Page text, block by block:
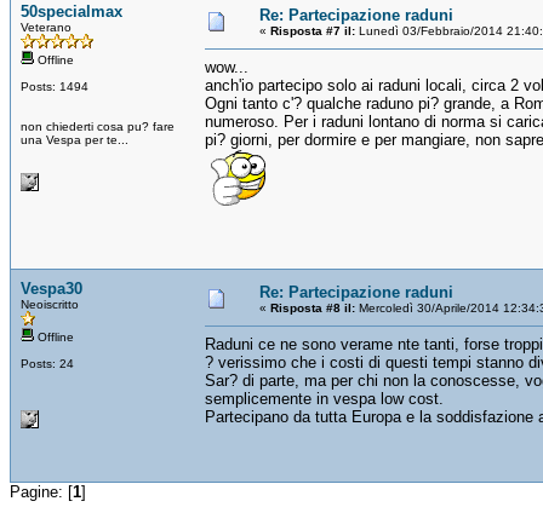
50specialmax
Veterano
Offline
Posts: 1494
non chiederti cosa pu? fare
una Vespa per te...
Re: Partecipazione raduni
« Risposta #7 il: Lunedì 03/Febbraio/2014
wow...
anch'io partecipo solo ai raduni locali, circa 2
Ogni tanto c'? qualche raduno pi? grande, a
numeroso. Per i raduni lontano di norma si
pi? giorni, per dormire e per mangiare, non
Vespa30
Neoiscritto
Offline
Posts: 24
Re: Partecipazione raduni
« Risposta #8 il: Mercoledì 30/Aprile/2014
Raduni ce ne sono verame nte tanti, forse
? verissimo che i costi di questi tempi stanno
Sar? di parte, ma per chi non la conoscesse,
semplicemente in vespa low cost.
Partecipano da tutta Europa e la
Pagine: [1]